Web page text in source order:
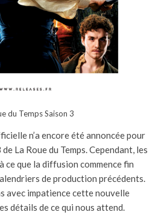
du Temps Saison 3
n’a encore été annoncée pour
La Roue du Temps. Cependant, les
ce que la diffusion commence fin
de production précédents.
avec impatience cette nouvelle
détails de ce qui nous attend.